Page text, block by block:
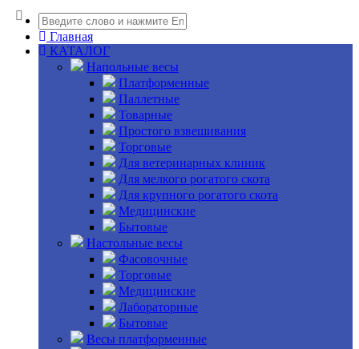
Главная
КАТАЛОГ
Напольные весы
Платформенные
Паллетные
Товарные
Простого взвешивания
Торговые
Для ветеринарных клиник
Для мелкого рогатого скота
Для крупного рогатого скота
Медицинские
Бытовые
Настольные весы
Фасовочные
Торговые
Медицинские
Лабораторные
Бытовые
Весы платформенные